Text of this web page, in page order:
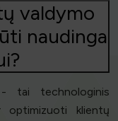
valdymo
naudinga
tai technologinis
optimizuoti klientų